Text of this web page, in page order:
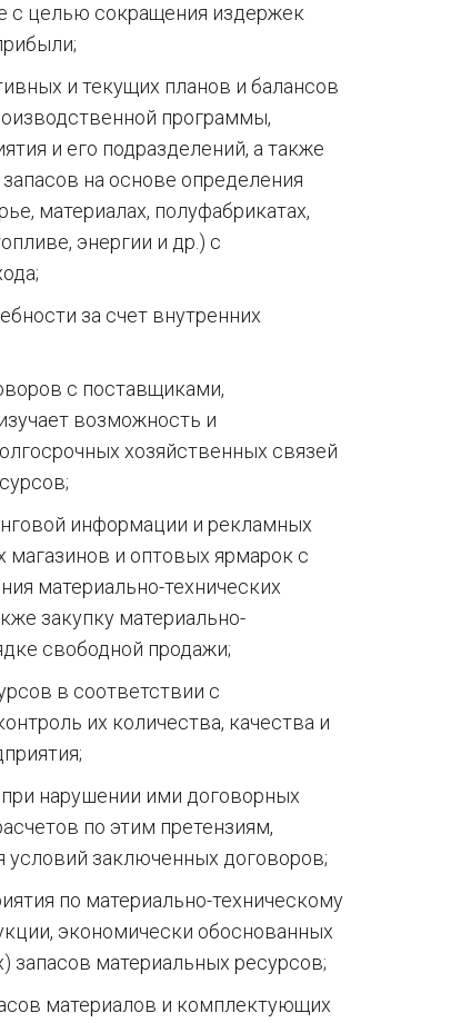
с целью сокращения издержек
и текущих планов и балансов
программы,
и его подразделений, а также
на основе определения
материалах, полуфабрикатах,
энергии и др.) с
за счет внутренних
с поставщиками,
возможность и
хозяйственных связей
информации и рекламных
и оптовых ярмарок с
материально-технических
закупку материально-
свободной продажи;
в соответствии с
их количества, качества и
нарушении ими договорных
по этим претензиям,
заключенных договоров;
по материально-техническому
экономически обоснованных
запасов материальных ресурсов;
материалов и комплектующих